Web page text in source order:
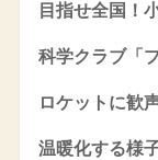
目指せ全国！
科学クラブ「
ロケットに歓
温暖化する様